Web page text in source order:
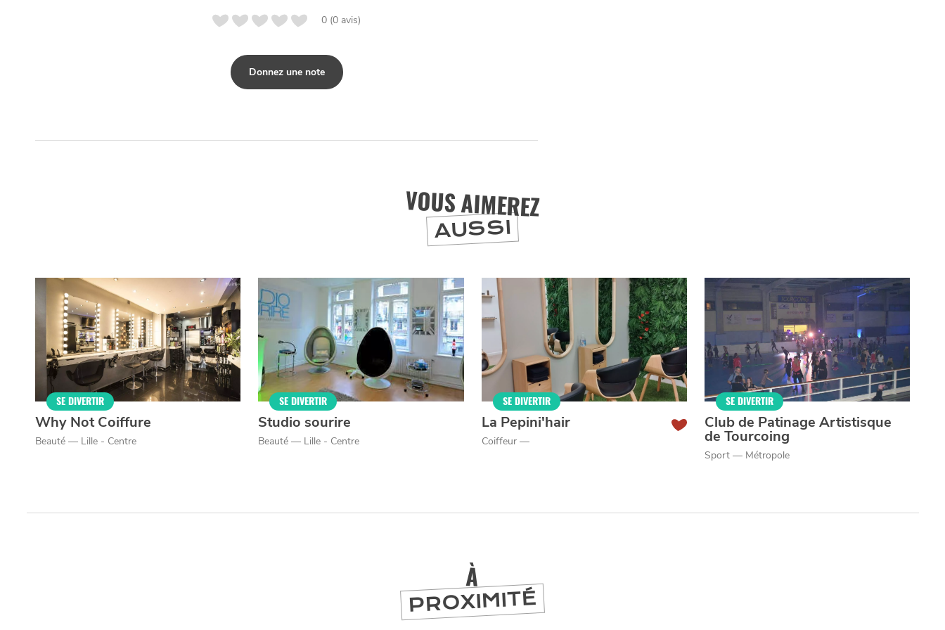
Qui sommes-nous ? Grande Cause
Nous contacter
Politique éditoriale
Espace presse
Mentions légales
0 (0 avis)
Donnez une note
VOUS AIMEREZ
AUSSI
SE DIVERTIR
Why Not Coiffure
Beauté — Lille - Centre
SE DIVERTIR
Studio sourire
Beauté — Lille - Centre
SE DIVERTIR
La Pepini'hair
Coiffeur —
SE DIVERTIR
Club de Patinage Artistisque
de Tourcoing
Sport — Métropole
À
PROXIMITÉ